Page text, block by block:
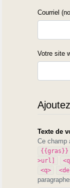
Courriel
Votre site
Texte de
Ce champ
{{gras}}
>url]
<q>